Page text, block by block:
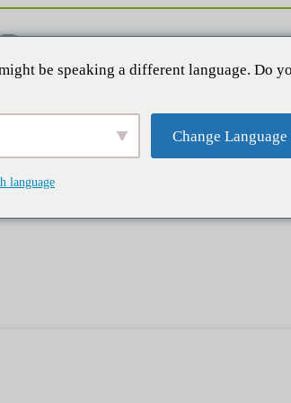
be speaking a different language. Do
Change Language
language